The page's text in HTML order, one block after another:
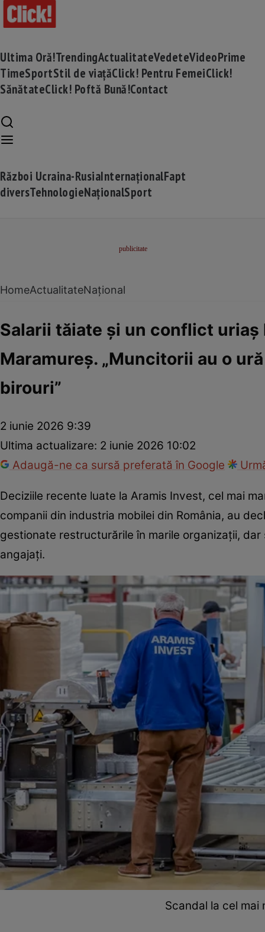
Ultima Oră!TrendingActualitateVedeteVideoPrime
TimeSportStil de viațăClick! Pentru FemeiClick!
SănătateClick! Poftă Bună!Contact
Război Ucraina-RusiaInternaționalFapt
diversTehnologieNaționalSport
HomeActualitateNațional
Salarii tăiate și un conflict uriaș
Maramureș. „Muncitorii au o
birouri”
2 iunie 2026 9:39
Ultima actualizare: 2 iunie 2026 10:02
Adaugă-ne ca sursă preferată în Google
Deciziile recente luate la Aramis Invest, cel mai
companii din industria mobilei din România, au
gestionate restructurările în marile organizații,
angajați.
Scandal la cel mai